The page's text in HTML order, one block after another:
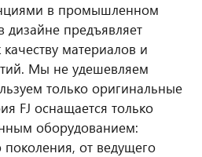
в промышленном
дизайне предъявляет
материалов и
Мы не удешевляем
только оригинальные
FJ оснащается только
оборудованием:
от ведущего